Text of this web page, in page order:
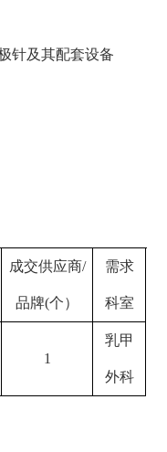
针及其配套设备
成交供应商/
品牌(个）
需求
科室
1
乳甲
外科